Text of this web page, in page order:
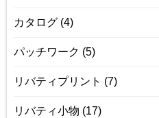
カタログ (4)
パッチワーク (5)
リバティプリント (7)
リバティ小物 (17)